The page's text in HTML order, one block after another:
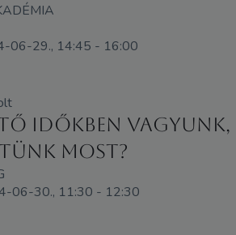
06-29., 14:45 - 16:00
időkben vagyunk,
most?
06-30., 11:30 - 12:30